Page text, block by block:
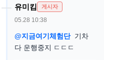
유미킴 게시자
05.28 10:38
@지금여기체험단기차
다 운행중지 ㄷㄷㄷ